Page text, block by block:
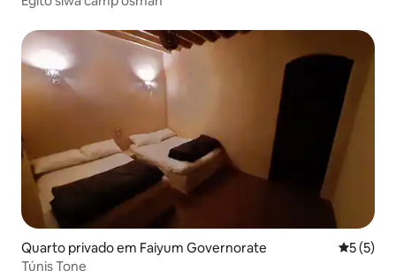
Quarto privado em Faiyum Governorate
5 (5)
Túnis Tone